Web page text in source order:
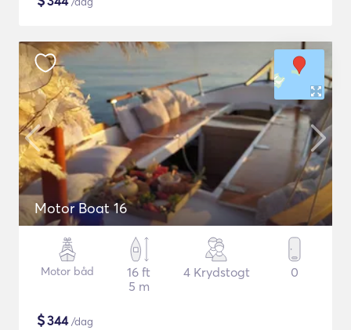
Motor Boat 16
Motor båd
16 ft
5 m
4 Krydstogt 0
$344/dag